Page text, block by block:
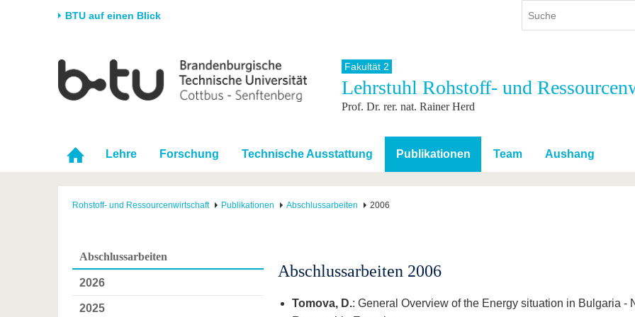
BTU auf einen Blick
Universität
Karriere & Engagement
Partnerschaften &
Strukturwandel
Forschung
Förderung
Wissenschaftlicher
Nachwuchs
Studium
Studienangebot
Im Studium
Nach dem Studium
International
Internationales Profil
Mit der BTU ins Ausland
Für internationale
Studierende
Weiterbildung
Fakultät 2
Lehrstuhl Rohstoff- und
Prof. Dr. rer. nat. Rainer Herd
Lehre Forschung Technische Ausstattung Publikationen Team Aushang
Rohstoff- und Ressourcenwirtschaft Publikationen Abschlussarbeiten 2006
Abschlussarbeiten
2026
2025
Abschlussarbeiten 2006
Tomova, D.: General Overview of the Energy situation in Bulgaria -